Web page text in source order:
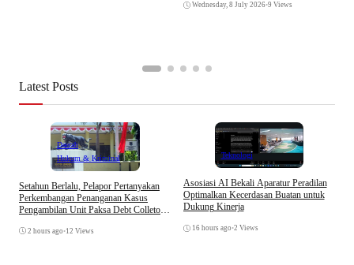
Wednesday, 8 July 2026•9 Views
Latest Posts
Daerah
Hukum & Kriminal
Setahun Berlalu, Pelapor Pertanyakan
Perkembangan Penanganan Kasus
Pengambilan Unit Paksa Debt Colletor
2 hours ago •12 Views
Teknologi
Asosiasi AI Bekali Aparatur Peradilan
Optimalkan Kecerdasan Buatan untuk
Dukung Kinerja
16 hours ago •2 Views